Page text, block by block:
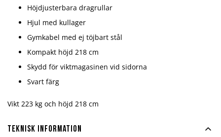
Höjdjusterbara dragrullar
Hjul med kullager
Gymkabel med ej töjbart stål
Kompakt höjd 218 cm
Skydd för viktmagasinen vid sidorna
Svart färg
Vikt 223 kg och höjd 218 cm
Teknisk information